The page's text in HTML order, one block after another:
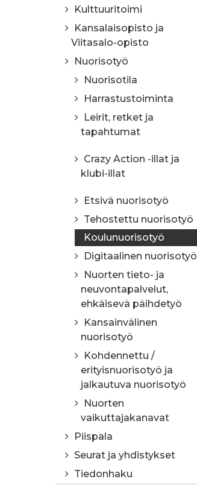
Kulttuuritoimi
Kansalaisopisto ja
Viitasalo-opisto
Nuorisotyö
Nuorisotila
Harrastustoiminta
Leirit, retket ja
tapahtumat
Crazy Action -illat ja
klubi-illat
Etsivä nuorisotyö
Tehostettu nuorisotyö
Koulunuorisotyö
Digitaalinen nuorisotyö
Nuorten tieto- ja
neuvontapalvelut,
ehkäisevä päihdetyö
Kansainvälinen
nuorisotyö
Kohdennettu /
erityisnuorisotyö ja
jalkautuva nuorisotyö
Nuorten
vaikuttajakanavat
Piispala
Seurat ja yhdistykset
Tiedonhaku